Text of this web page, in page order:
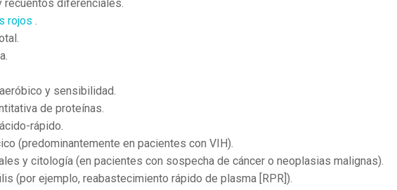
recuentos diferenciales.
rojos
y sensibilidad.
de proteínas.
rápido.
(predominantemente en pacientes con VIH).
y citología (en pacientes con sospecha de cáncer o neoplasias malignas).
(por ejemplo, reabastecimiento rápido de plasma [RPR]).